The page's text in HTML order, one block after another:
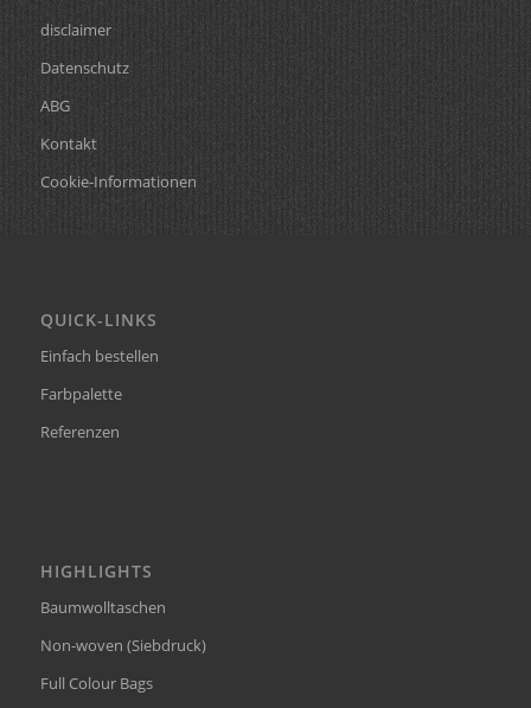
disclaimer
Datenschutz
ABG
Kontakt
Cookie-Informationen
QUICK-LINKS
Einfach bestellen
Farbpalette
Referenzen
HIGHLIGHTS
Baumwolltaschen
Non-woven (Siebdruck)
Full Colour Bags